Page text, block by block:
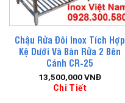
Chậu Rửa Đôi Inox Tích Hợp
Kệ Dưới Và Bàn Rửa 2 Bên
Cánh CR-25
13,500,000VNĐ
Chi Tiết